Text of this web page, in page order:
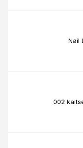
Nail
002